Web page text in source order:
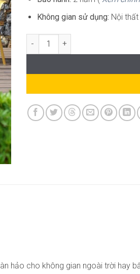
Không gian sử dụng: Nội
Bộ Bàn Ghế Ngoài Trời ND-CB052
hảo cho không gian ngoài trời hay